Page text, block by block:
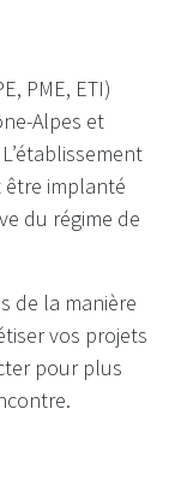
PME, ETI)
Alpes et
être implanté
du régime de
de la manière
vos projets
pour plus